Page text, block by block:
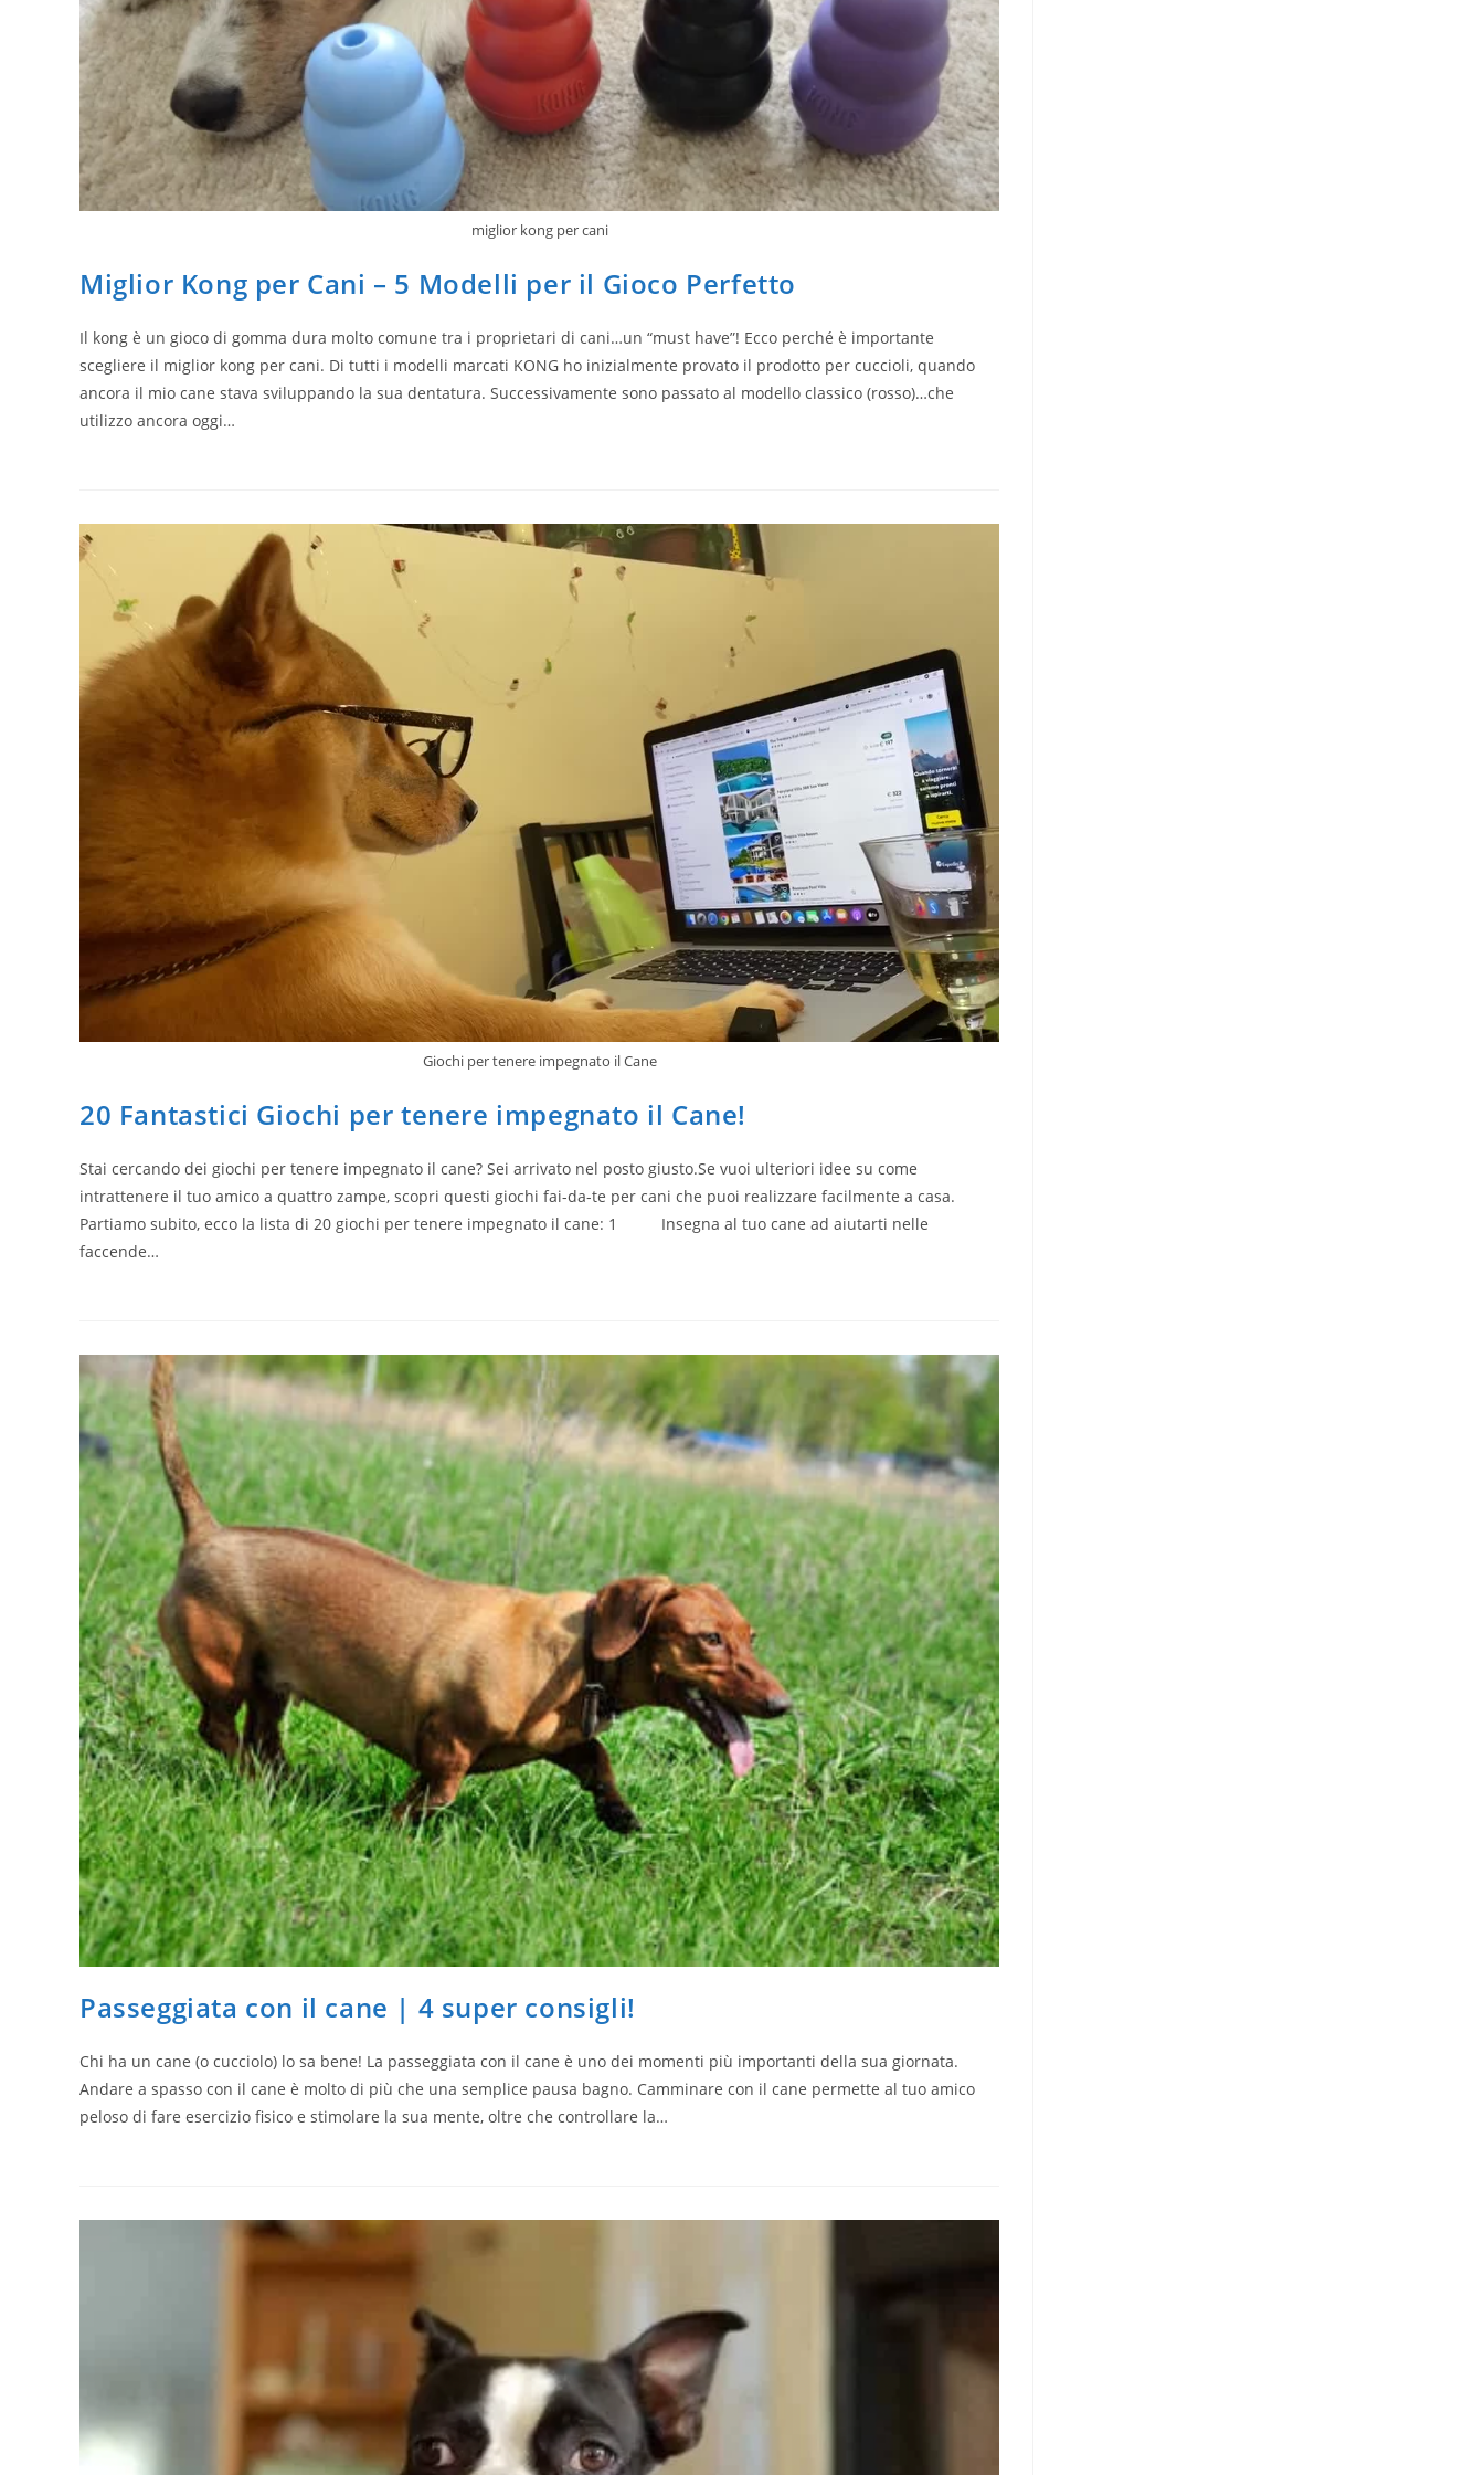
miglior kong per cani
Miglior Kong per Cani – 5 Modelli per il Gioco Perfetto
Il kong è un gioco di gomma dura molto comune tra i proprietari di cani…un “must have”! Ecco perché è importante
scegliere il miglior kong per cani. Di tutti i modelli marcati KONG ho inizialmente provato il prodotto per cuccioli, quando
ancora il mio cane stava sviluppando la sua dentatura. Successivamente sono passato al modello classico (rosso)…che
utilizzo ancora oggi…
Giochi per tenere impegnato il Cane
20 Fantastici Giochi per tenere impegnato il Cane!
Stai cercando dei giochi per tenere impegnato il cane? Sei arrivato nel posto giusto.Se vuoi ulteriori idee su come
intrattenere il tuo amico a quattro zampe, scopri questi giochi fai-da-te per cani che puoi realizzare facilmente a casa.
Partiamo subito, ecco la lista di 20 giochi per tenere impegnato il cane: 1 Insegna al tuo cane ad aiutarti nelle
faccende…
Passeggiata con il cane | 4 super consigli!
Chi ha un cane (o cucciolo) lo sa bene! La passeggiata con il cane è uno dei momenti più importanti della sua giornata.
Andare a spasso con il cane è molto di più che una semplice pausa bagno. Camminare con il cane permette al tuo amico
peloso di fare esercizio fisico e stimolare la sua mente, oltre che controllare la…